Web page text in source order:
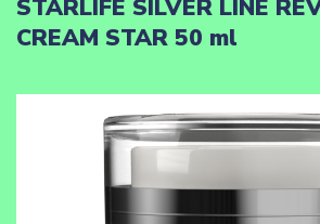
STARLIFE SILVER LINE
CREAM STAR 50 ml